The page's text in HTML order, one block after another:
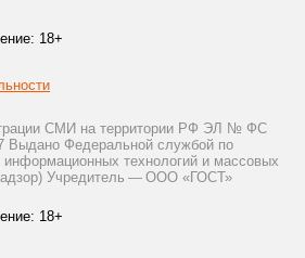
18+
СМИ на территории РФ ЭЛ № ФС
Выдано Федеральной службой по
технологий и массовых
Учредитель — ООО «ГОСТ»
18+